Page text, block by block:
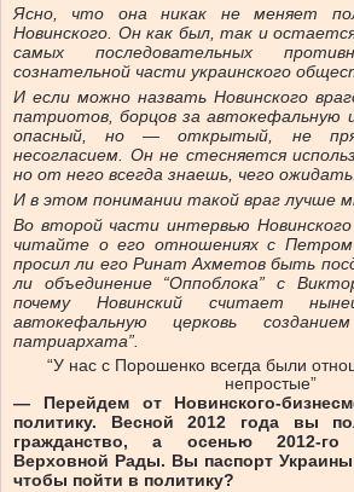
Ясно, что она никак не меняет
Новинского. Он как был, так и
самых последовательных
сознательной части украинского
И если можно назвать Новинского
патриотов, борцов за автокефальную
опасный, но— открытый, не
несогласием. Он не стесняется
но от него всегда знаешь, чего ожидать.
И в этом понимании такой враг лучше
Во второй части интервью Новинского
читайте о его отношениях с
просил ли его Ринат Ахметов быть
ли объединение “Оппоблока” с
почему Новинский считает
автокефальную церковь созданием
патриархата”.
“У нас с Порошенко всегда были
непростые”
— Перейдем от Новинского-
политику. Весной 2012 года вы
гражданство, а осенью 2012-го
Верховной Рады. Вы паспорт
чтобы пойти в политику?